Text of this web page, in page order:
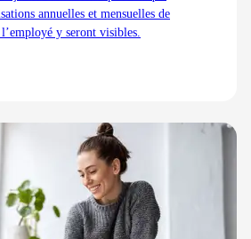
annuelles et mensuelles de
y seront visibles.